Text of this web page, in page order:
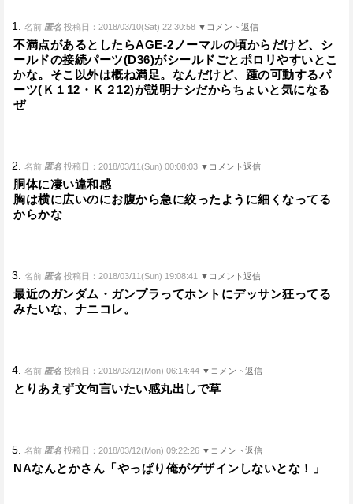
1. 名前:匿名 投稿日：2018/03/10(Sat) 22:30:58 ▼コメント返信
不満点があるとしたらAGE-2ノーマルの頃からだけど、シ
ールドの接続パーツ(D36)がシールドごとポロリやすいとこ
かな。そこ以外は概ね満足。なんだけど、踵の可動するパ
ーツ(Ｋ１12・Ｋ２12)が説明ナシだからちょいと気になる
ぜ
2. 名前:匿名 投稿日：2018/03/11(Sun) 00:08:03 ▼コメント返信
胴体に凄い違和感
胸は横に広いのにお腹から急に絞ったように細くなってる
からかな
3. 名前:匿名 投稿日：2018/03/11(Sun) 19:08:41 ▼コメント返信
最近のガンダム・ガンプラってホントにデッサン狂ってる
みたいな、ナニコレ。
4. 名前:匿名 投稿日：2018/03/12(Mon) 06:14:44 ▼コメント返信
とりあえず文句言いたい感丸出しで草
5. 名前:匿名 投稿日：2018/03/12(Mon) 09:22:26 ▼コメント返信
NAなんとかさん「やっぱり俺がゲザインしないとな！」